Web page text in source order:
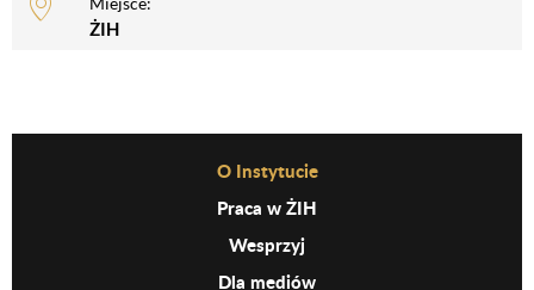
ŻIH
Before Footer MenuO Instytucie
Praca w ŻIH
Wesprzyj
Dla mediów